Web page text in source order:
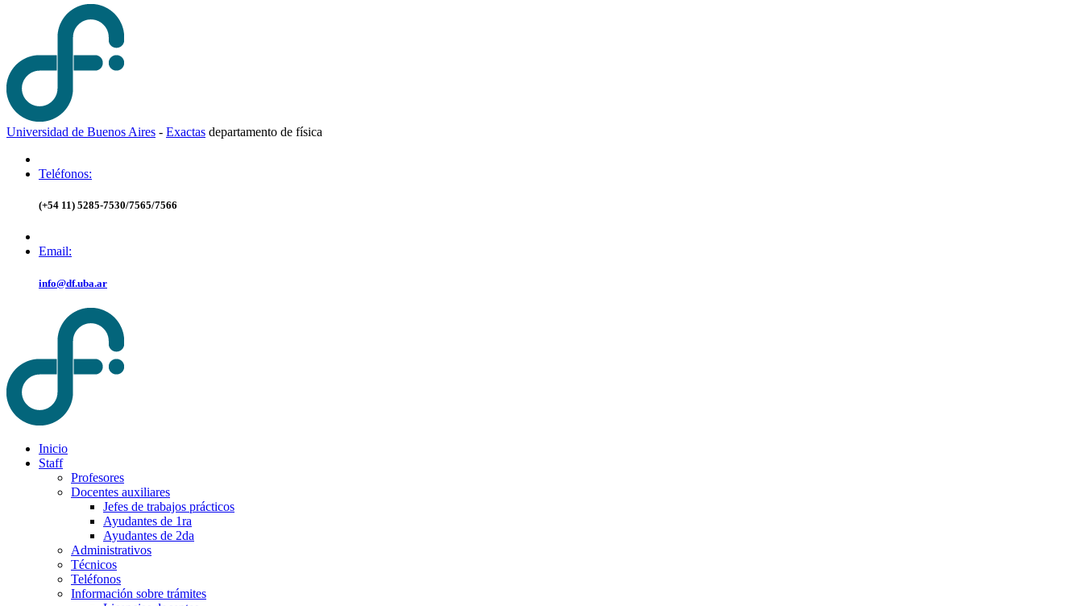
Universidad de Buenos Aires - Exactas departamento de física
Teléfonos:
(+54 11) 5285-7530/7565/7566
Email:
info@df.uba.ar
Inicio
Staff
Profesores
Docentes auxiliares
Jefes de trabajos prácticos
Ayudantes de 1ra
Ayudantes de 2da
Administrativos
Técnicos
Teléfonos
Información sobre trámites